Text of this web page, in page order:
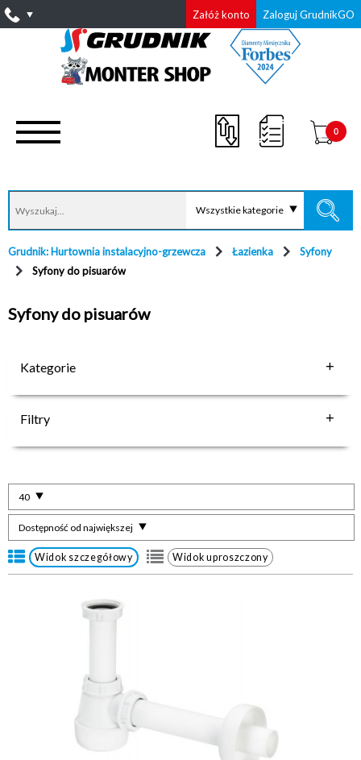
Załóż konto Zaloguj GrudnikGO
Wszystkie kategorie
0
Grudnik: Hurtownia instalacyjno-grzewcza Łazienka
Syfony
Syfony do pisuarów
Syfony do pisuarów
Kategorie
Filtry
Dostępność od największej
40
Widok szczegółowy Widok uproszczony